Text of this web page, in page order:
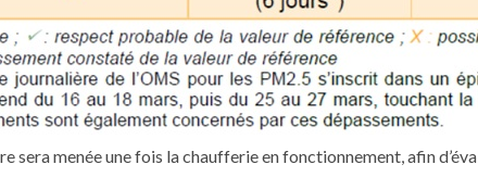
sera menée une fois la chaufferie en fonctionnement, afin